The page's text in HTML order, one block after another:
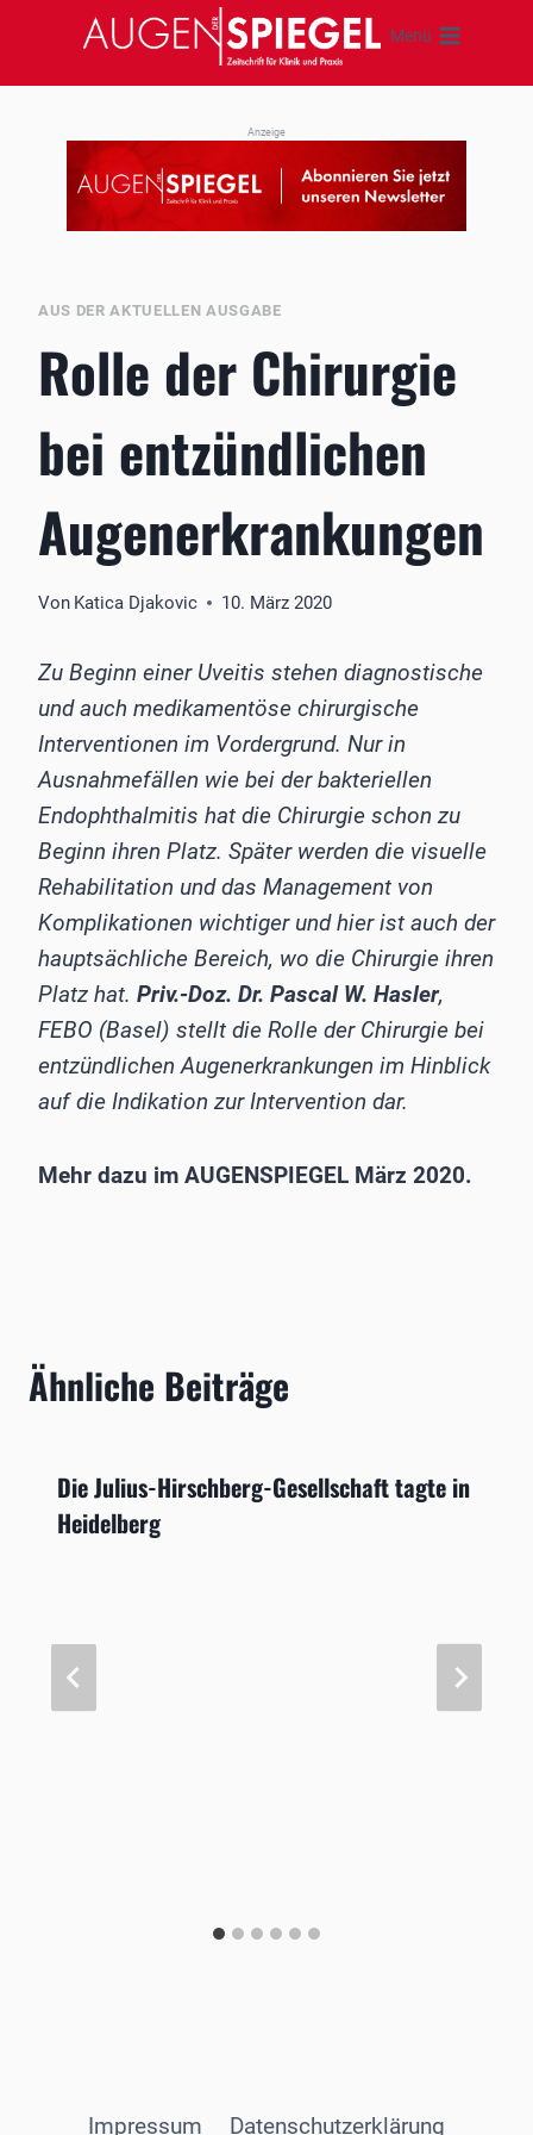
springen
Menü
Anzeige
AUS DER AKTUELLEN AUSGABE
Rolle der Chirurgie
bei entzündlichen
Augenerkrankungen
Von Katica Djakovic 10. März 2020
Zu Beginn einer Uveitis stehen diagnostische
und auch medikamentöse chirurgische
Interventionen im Vordergrund. Nur in
Ausnahmefällen wie bei der bakteriellen
Endophthalmitis hat die Chirurgie schon zu
Beginn ihren Platz. Später werden die visuelle
Rehabilitation und das Management von
Komplikationen wichtiger und hier ist auch der
hauptsächliche Bereich, wo die Chirurgie ihren
Platz hat. Priv.-Doz. Dr. Pascal W. Hasler,
FEBO (Basel) stellt die Rolle der Chirurgie bei
entzündlichen Augenerkrankungen im Hinblick
auf die Indikation zur Intervention dar.
Mehr dazu im AUGENSPIEGEL März 2020.
Ähnliche Beiträge
Die Julius-Hirschberg-Gesellschaft ­tagte in
Heidelberg
Impressum Datenschutzerklärung